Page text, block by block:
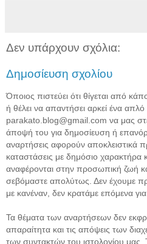
Δεν υπάρχουν σχόλια:
Δημοσίευση σχολίου
Όποιος πιστεύει ότι θίγεται από
ή θέλει να απαντήσει αρκεί ένα
parakato.blog@gmail.com να μας
άποψή του για δημοσίευση ή
αναρτήσεις αφορούν αποκλειστικά
καταστάσεις με δημόσιο χαρακτήρα
αναφέρονται στην προσωπική ζωή
σεβόμαστε απολύτως. Δεν έχουμε
με κανέναν, δεν κρατάμε επόμενα για
Τα θέματα των αναρτήσεων δεν
απαραίτητα και τις απόψεις των
των συντακτών του ιστολογίου μας.